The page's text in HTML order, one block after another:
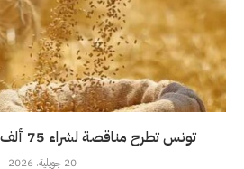
تونس تطرح مناقصة لشراء 75 ألف طن من القمح اللين
20 جويلية، 2026